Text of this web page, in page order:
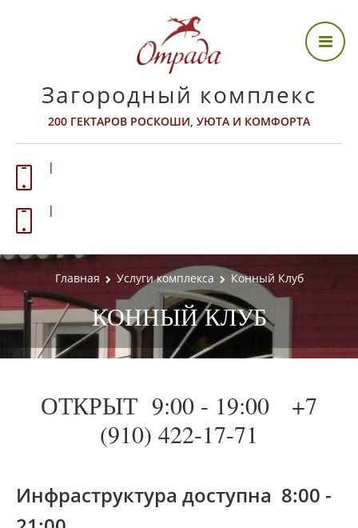
Загородный комплекс
200 ГЕКТАРОВ РОСКОШИ, УЮТА И КОМФОРТА
|
|
О КОМПЛЕКСЕ
АКТИВНЫЙ ОТДЫХ
ВИДЕО
НЕДВИЖИМОСТЬ
АРЕНДА ЖИЛЬЯ
Главная Услуги комплекса Конный Клуб
КОННЫЙ КЛУБ
ОТКРЫТ 9:00 - 19:00 +7
(910) 422-17-71
Инфраструктура доступна 8:00 -